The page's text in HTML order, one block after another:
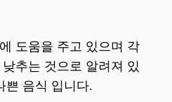
도움을 주고 있으며 각
추는 것으로 알려져 있
쁜 음식 입니다.